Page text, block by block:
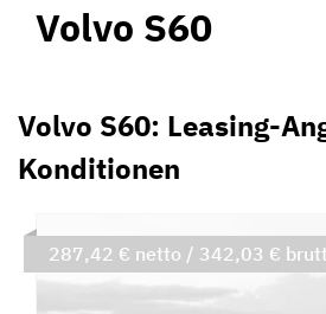
Volvo S60
Volvo S60: Leasing-
Konditionen
287,42 € netto / 342,03 €